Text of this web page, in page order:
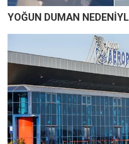
YOĞUN DUMAN